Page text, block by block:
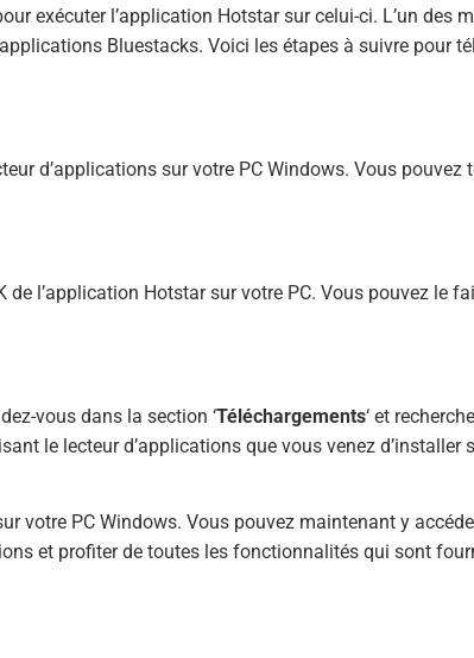
exécuter l’application Hotstar sur celui-ci. L’un des
Bluestacks. Voici les étapes à suivre pour
d’applications sur votre PC Windows. Vous pouvez
de l’application Hotstar sur votre PC. Vous pouvez le
vous dans la section ‘Téléchargements‘ et
le lecteur d’applications que vous venez d’installer
votre PC Windows. Vous pouvez maintenant y
et profiter de toutes les fonctionnalités qui sont